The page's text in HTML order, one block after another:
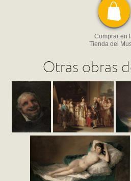
Comprar en
Tienda del
Otras obras